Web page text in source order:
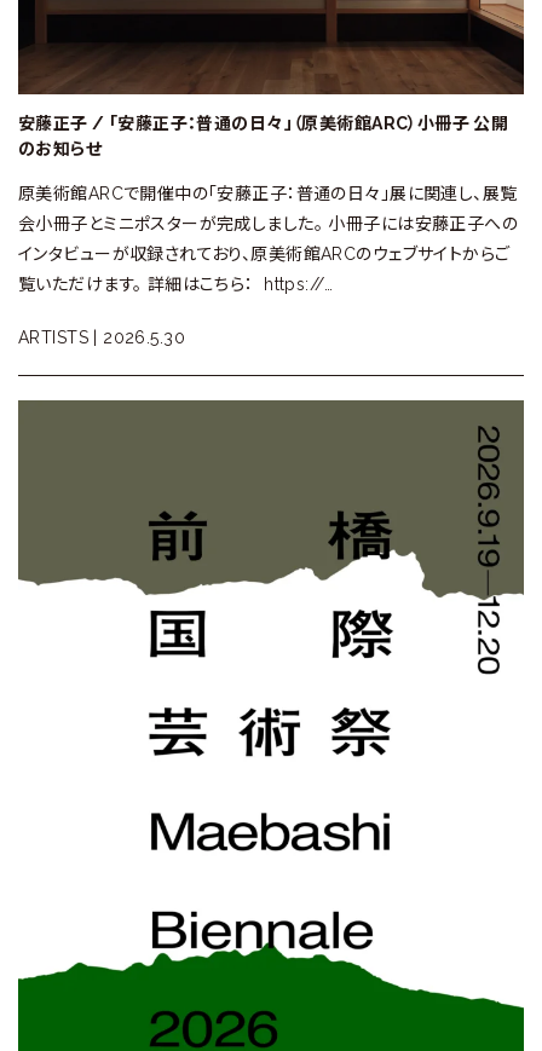
安藤正子 / 「安藤正子：普通の日々」（原美術館ARC）小冊子 公開
のお知らせ
原美術館ARCで開催中の「安藤正子：普通の日々」展に関連し、展覧
会小冊子とミニポスターが完成しました。 小冊子には安藤正子への
インタビューが収録されており、原美術館ARCのウェブサイトからご
覧いただけます。 詳細はこちら： https://…
ARTISTS | 2026.5.30